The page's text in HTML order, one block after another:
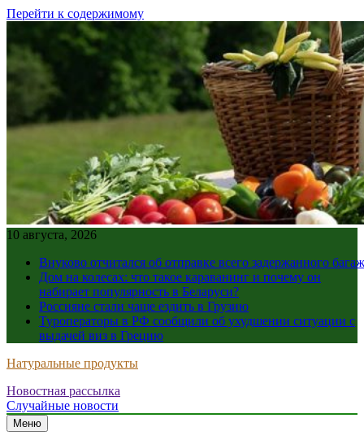
Перейти к содержимому
10 августа, 2026
Внуково отчитался об отправке всего задержанного
Дом на колесах: что такое караванинг и почему он
набирает популярность в Беларуси?
Россияне стали чаще ездить в Грузию
Туроператоры в РФ сообщили об ухудшении ситуации с
выдачей виз в Грецию
Натуральные продукты
Новостная рассылка
Случайные новости
Меню